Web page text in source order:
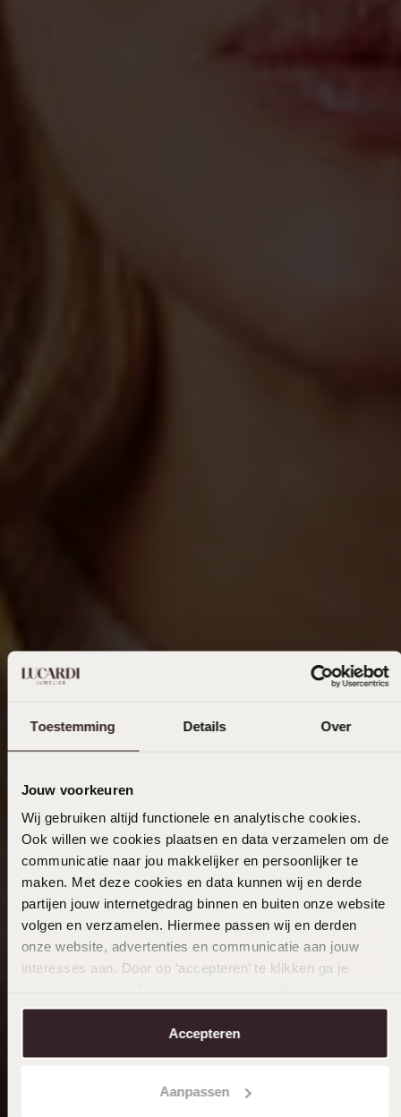
Toestemming Details Over
Jouw voorkeuren
Wij gebruiken altijd functionele en analytische cookies.
Ook willen we cookies plaatsen en data verzamelen om de
communicatie naar jou makkelijker en persoonlijker te
maken. Met deze cookies en data kunnen wij en derde
partijen jouw internetgedrag binnen en buiten onze website
volgen en verzamelen. Hiermee passen wij en derden
onze website, advertenties en communicatie aan jouw
interesses aan. Door op ‘accepteren’ te klikken ga je
aanpassen. Lees er meer over in onscookiebeleid.
Accepteren
Aanpassen